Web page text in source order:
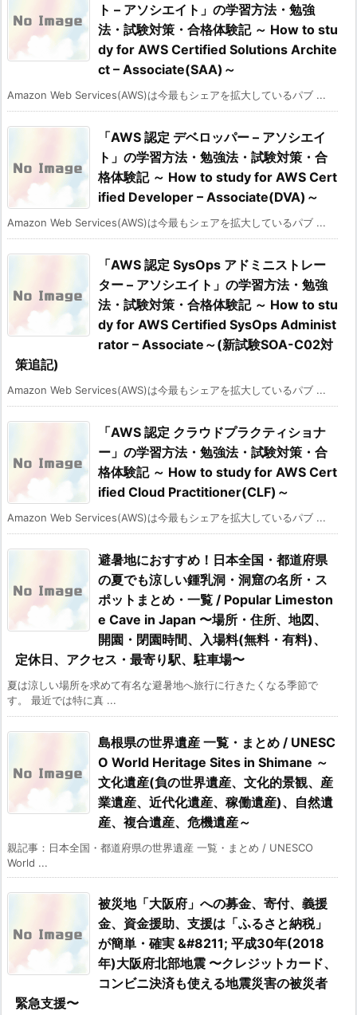
ト – アソシエイト」の学習方法・勉強
法・試験対策・合格体験記 ～ How to stu
dy for AWS Certified Solutions Archite
ct – Associate(SAA)～
Amazon Web Services(AWS)は今最もシェアを拡大しているパブ ...
「AWS 認定 デベロッパー – アソシエイ
ト」の学習方法・勉強法・試験対策・合
格体験記 ～ How to study for AWS Cert
ified Developer – Associate(DVA)～
Amazon Web Services(AWS)は今最もシェアを拡大しているパブ ...
「AWS 認定 SysOps アドミニストレー
ター – アソシエイト」の学習方法・勉強
法・試験対策・合格体験記 ～ How to stu
dy for AWS Certified SysOps Administ
rator – Associate～(新試験SOA-C02対
策追記)
Amazon Web Services(AWS)は今最もシェアを拡大しているパブ ...
「AWS 認定 クラウドプラクティショナ
ー」の学習方法・勉強法・試験対策・合
格体験記 ～ How to study for AWS Cert
ified Cloud Practitioner(CLF)～
Amazon Web Services(AWS)は今最もシェアを拡大しているパブ ...
避暑地におすすめ！日本全国・都道府県
の夏でも涼しい鍾乳洞・洞窟の名所・ス
ポットまとめ・一覧 / Popular Limeston
e Cave in Japan 〜場所・住所、地図、
開園・閉園時間、入場料(無料・有料)、
定休日、アクセス・最寄り駅、駐車場〜
夏は涼しい場所を求めて有名な避暑地へ旅行に行きたくなる季節で
す。 最近では特に真 ...
島根県の世界遺産 一覧・まとめ / UNESC
O World Heritage Sites in Shimane ～
文化遺産(負の世界遺産、文化的景観、産
業遺産、近代化遺産、稼働遺産)、自然遺
産、複合遺産、危機遺産～
親記事：日本全国・都道府県の世界遺産 一覧・まとめ / UNESCO
World ...
被災地「大阪府」への募金、寄付、義援
金、資金援助、支援は「ふるさと納税」
が簡単・確実 &#8211; 平成30年(2018
年)大阪府北部地震 〜クレジットカード、
コンビニ決済も使える地震災害の被災者
緊急支援〜